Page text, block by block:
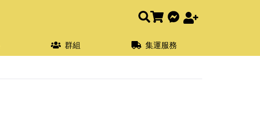
群組 集運服務